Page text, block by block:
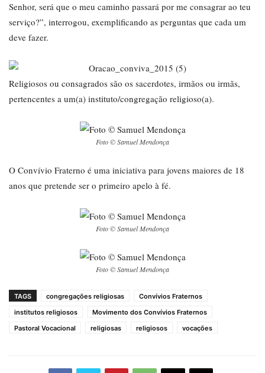
Senhor, será que o meu caminho passará por me consagrar ao teu
serviço?”, interrogou, exemplificando as perguntas que cada um
deve fazer.
Religiosos ou consagrados são os sacerdotes, irmãos ou irmãs,
pertencentes a um(a) instituto/congregação religioso(a).
Foto © Samuel Mendonça
O Convívio Fraterno é uma iniciativa para jovens maiores de 18
anos que pretende ser o primeiro apelo à fé.
Foto © Samuel Mendonça
Foto © Samuel Mendonça
TAGS congregações religiosas
Convívios Fraternos
institutos religiosos
Movimento dos Convívios Fraternos
Pastoral Vocacional
religiosas religiosos vocações